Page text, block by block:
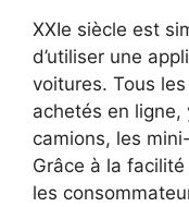
XXIe siècle est
d’utiliser une
voitures. Tous
achetés en ligne,
camions, les
Grâce à la
les